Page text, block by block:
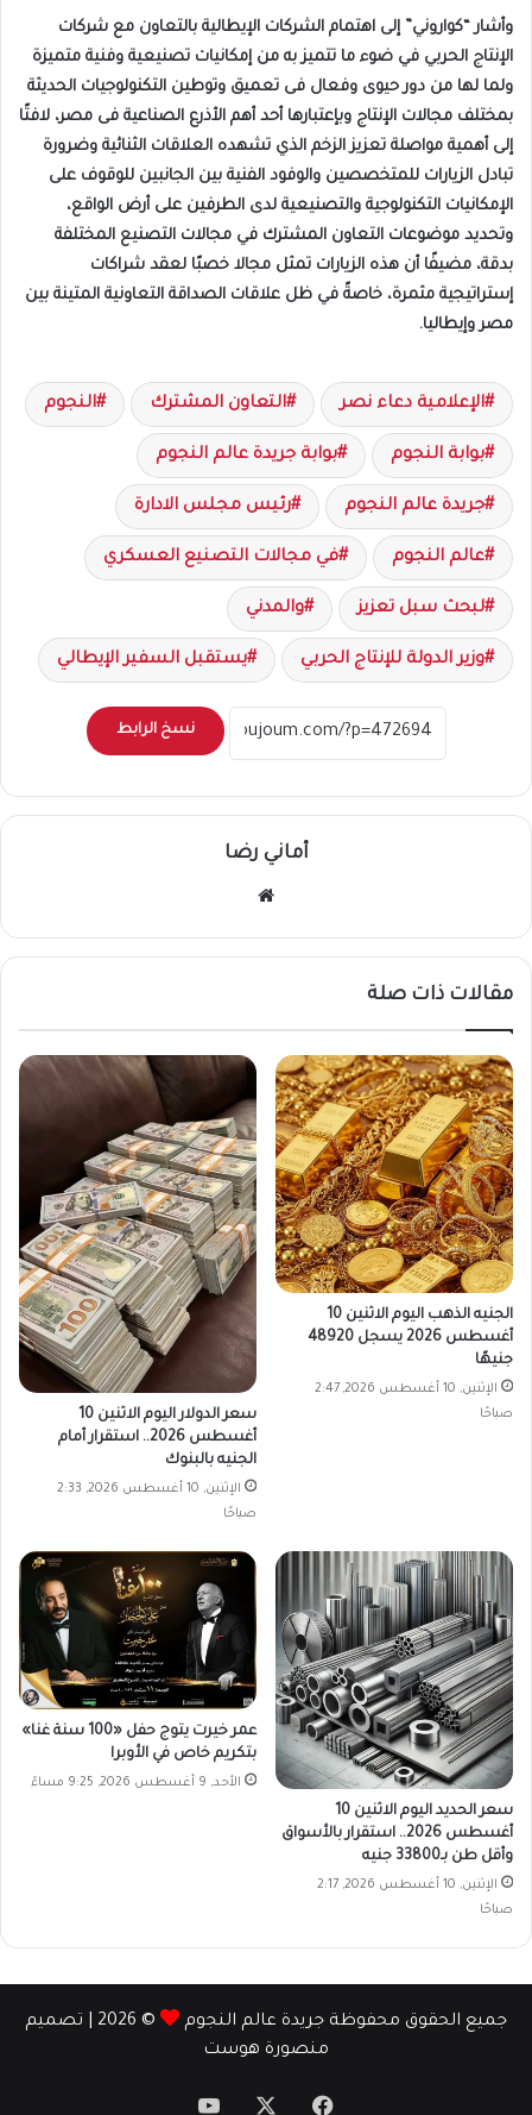
وأشار “كواروني” إلى اهتمام الشركات الإيطالية بالتعاون مع شركات
الإنتاج الحربي في ضوء ما تتميز به من إمكانيات تصنيعية وفنية متميزة
ولما لها من دور حيوى وفعال فى تعميق وتوطين التكنولوجيات الحديثة
بمختلف مجالات الإنتاج وبإعتبارها أحد أهم الأذرع الصناعية فى مصر، لافتًا
إلى أهمية مواصلة تعزيز الزخم الذي تشهده العلاقات الثنائية وضرورة
تبادل الزيارات للمتخصصين والوفود الفنية بين الجانبين للوقوف على
الإمكانيات التكنولوجية والتصنيعية لدى الطرفين على أرض الواقع،
وتحديد موضوعات التعاون المشترك في مجالات التصنيع المختلفة
بدقة، مضيفًا أن هذه الزيارات تمثل مجالا خصبًا لعقد شراكات
إستراتيجية مثمرة، خاصةً في ظل علاقات الصداقة التعاونية المتينة بين
مصر وإيطاليا.
الإعلامية دعاء نصر التعاون المشترك النجوم
بوابة النجوم بوابة جريدة عالم النجوم
جريدة عالم النجوم رئيس مجلس الادارة
عالم النجوم في مجالات التصنيع العسكري
لبحث سبل تعزيز والمدني
وزير الدولة للإنتاج الحربي يستقبل السفير الإيطالي
نسخ الرابط
أماني رضا
مقالات ذات صلة
الجنيه الذهب اليوم الاثنين 10
أغسطس 2026 يسجل 48920
جنيهًا
الإثنين, 10 أغسطس 2026, 2:47
صباحًا
سعر الدولار اليوم الاثنين 10
أغسطس 2026.. استقرار أمام
الجنيه بالبنوك
الإثنين, 10 أغسطس 2026, 2:33
صباحًا
سعر الحديد اليوم الاثنين 10
أغسطس 2026.. استقرار بالأسواق
وأقل طن بـ33800 جنيه
الإثنين, 10 أغسطس 2026, 2:17
صباحًا
عمر خيرت يتوج حفل «100 سنة غنا»
بتكريم خاص في الأوبرا
الأحد, 9 أغسطس 2026, 9:25 مساءً
جميع الحقوق محفوظة جريدة عالم النجوم
© 2026 | تصميم
منصورة هوست
فيسبوك ‫YouTube